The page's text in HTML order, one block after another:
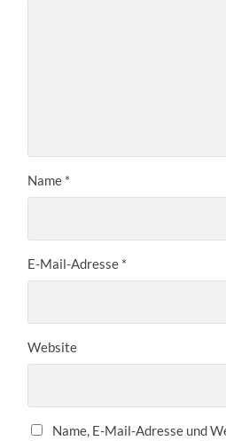
Name *
E-Mail-Adresse *
Website
Name, E-Mail-Adresse und